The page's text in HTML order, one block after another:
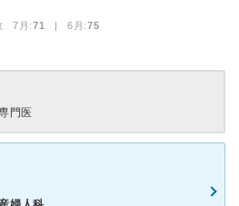
7月:71 | 6月:75
門医